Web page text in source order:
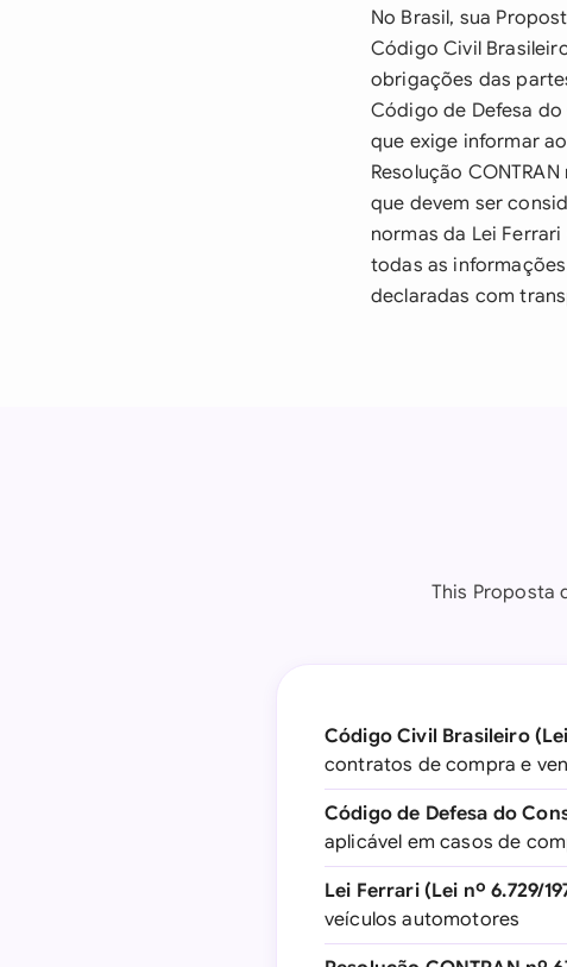
No Brasil, sua
Código Civil
obrigações das
Código de Defesa do
que exige informar
Resolução
que devem ser
normas da Lei
todas as
declaradas com
This Proposta
Código Civil Brasileiro
contratos de compra e
Código de Defesa do
aplicável em casos de
Lei Ferrari (Lei nº 6.729/
veículos automotores